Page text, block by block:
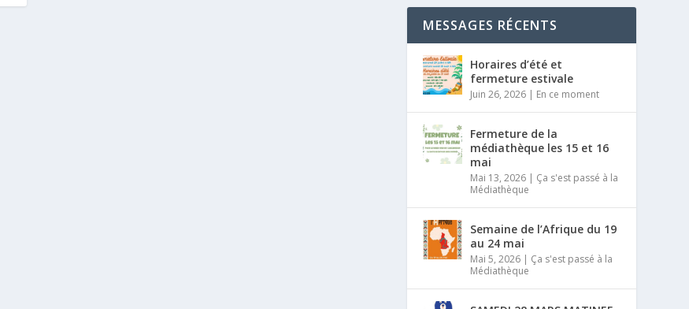
MESSAGES RÉCENTS
Horaires d’été et
fermeture estivale
Juin 26, 2026 | En ce moment
Fermeture de la
médiathèque les 15 et 16
mai
Mai 13, 2026 | Ça s'est passé à la
Médiathèque
Semaine de l’Afrique du 19
au 24 mai
Mai 5, 2026 | Ça s'est passé à la
Médiathèque